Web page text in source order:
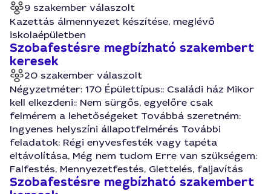
9 szakember válaszolt
Kazettás álmennyezet készítése, meglévő
iskolaépületben
Szobafestésre megbízható szakembert
keresek
20 szakember válaszolt
Négyzetméter: 170 Épülettípus:: Családi ház Mikor
kell elkezdeni:: Nem sürgős, egyelőre csak
felmérem a lehetőségeket Továbbá szeretném:
Ingyenes helyszíni állapotfelmérés További
feladatok: Régi enyvesfesték vagy tapéta
eltávolítása, Még nem tudom Erre van szükségem:
Falfestés, Mennyezetfestés, Glettelés, faljavítás
Szobafestésre megbízható szakembert